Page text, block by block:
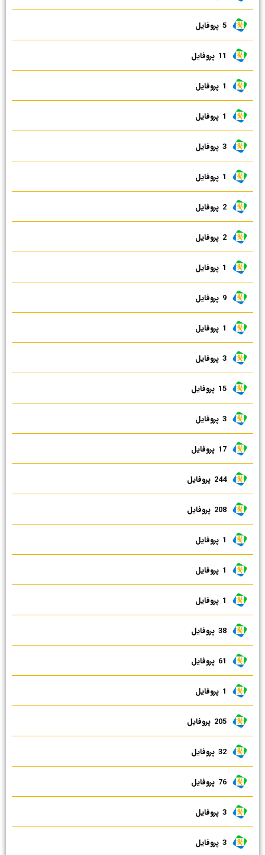
5 ‌ پروفایل
11 ‌ پروفایل
1 ‌ پروفایل
1 ‌ پروفایل
3 ‌ پروفایل
1 ‌ پروفایل
2 ‌ پروفایل
2 ‌ پروفایل
1 ‌ پروفایل
9 ‌ پروفایل
1 ‌ پروفایل
3 ‌ پروفایل
15 ‌ پروفایل
3 ‌ پروفایل
17 ‌ پروفایل
244 ‌ پروفایل
208 ‌ پروفایل
1 ‌ پروفایل
1 ‌ پروفایل
1 ‌ پروفایل
38 ‌ پروفایل
61 ‌ پروفایل
1 ‌ پروفایل
205 ‌ پروفایل
32 ‌ پروفایل
76 ‌ پروفایل
3 ‌ پروفایل
3 ‌ پروفایل